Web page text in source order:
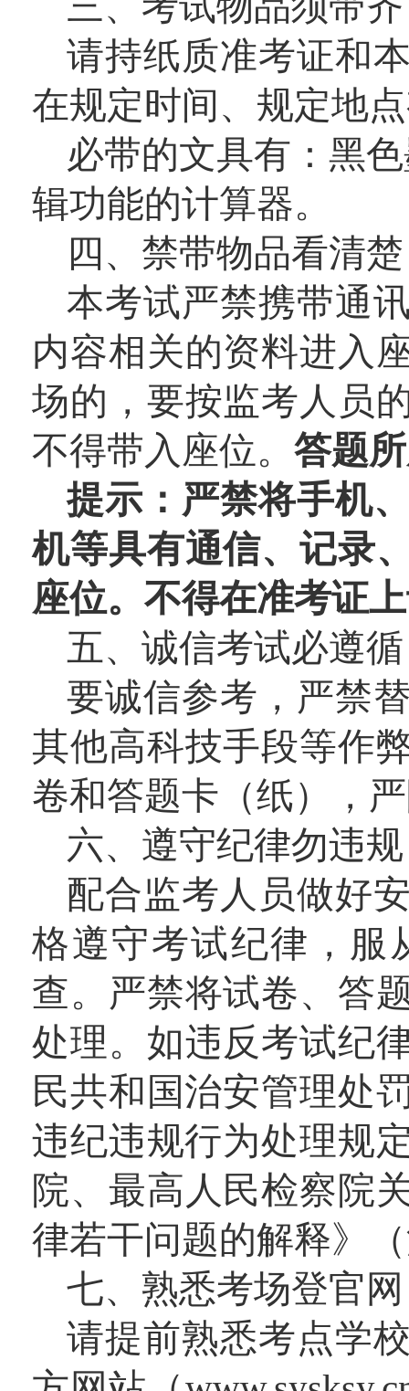
请持纸质准考证和
在规定时间、规定地
必带的文具有：黑
辑功能的计算器。
四、禁带物品看清楚
本考试严禁携带通
内容相关的资料进入
场的，要按监考人员
不得带入座位。 答题
提示：严禁将手机
机等具有通信、记录
座位。不得在准考证
五、诚信考试必遵循
要诚信参考，严禁
其他高科技手段等作
卷和答题卡（纸），
六、遵守纪律勿违规
配合监考人员做好
格遵守考试纪律，服
查。严禁将试卷、答
处理。如违反考试纪
民共和国治安管理处
违纪违规行为处理规
院、最高人民检察院
律若干问题的解释》
七、熟悉考场登官网
请提前熟悉考点学